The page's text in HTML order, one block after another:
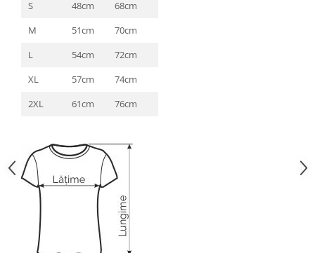
S
48cm
68cm
M
51cm
70cm
L
54cm
72cm
XL
57cm
74cm
2XL
61cm 76cm